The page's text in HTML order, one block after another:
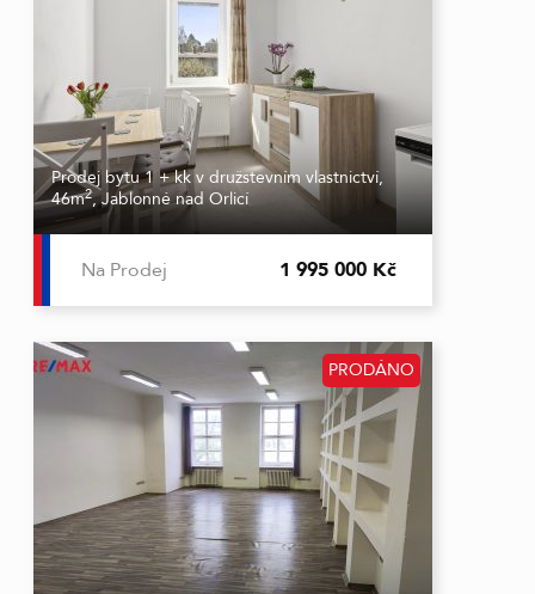
Prodej bytu 1 + kk v družstevním vlastnictví,
46m2, Jablonné nad Orlicí
Na Prodej 1 995 000 Kč
PRODÁNO